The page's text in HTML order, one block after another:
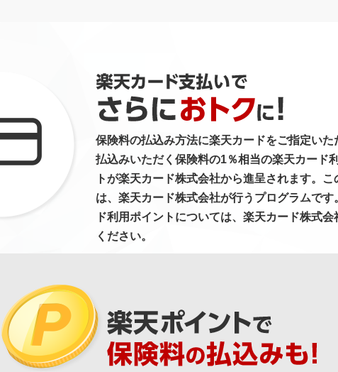
保険料の払込み方法に楽天カードをご指定いた
払込みいただく保険料の1％相当の楽天カード
トが楽天カード株式会社から進呈されます。こ
は、楽天カード株式会社が行うプログラムです
ド利用ポイントについては、楽天カード株式会
ください。